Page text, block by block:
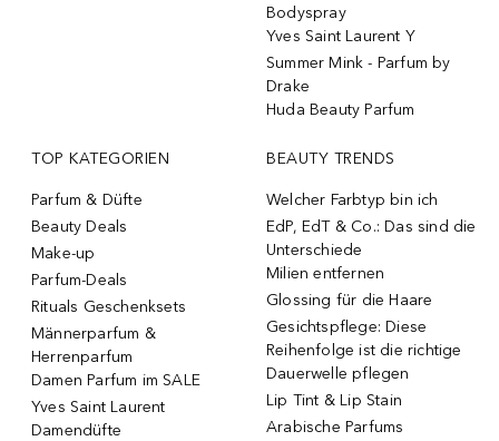
Bodyspray
Yves Saint Laurent Y
Summer Mink - Parfum by
Drake
Huda Beauty Parfum
TOP KATEGORIEN
Parfum & Düfte
Beauty Deals
Make-up
Parfum-Deals
Rituals Geschenksets
Männerparfum &
Herrenparfum
Damen Parfum im SALE
Yves Saint Laurent
Damendüfte
BEAUTY TRENDS
Welcher Farbtyp bin ich
EdP, EdT & Co.: Das sind die
Unterschiede
Milien entfernen
Glossing für die Haare
Gesichtspflege: Diese
Reihenfolge ist die richtige
Dauerwelle pflegen
Lip Tint & Lip Stain
Arabische Parfums